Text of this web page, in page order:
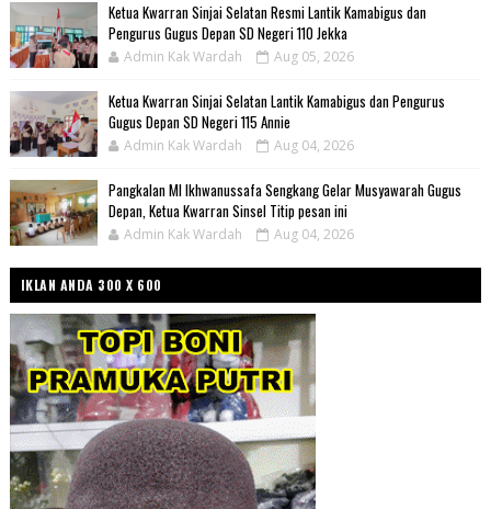
Ketua Kwarran Sinjai Selatan Resmi Lantik Kamabigus dan
Pengurus Gugus Depan SD Negeri 110 Jekka
Admin Kak Wardah Aug 05, 2026
Ketua Kwarran Sinjai Selatan Lantik Kamabigus dan Pengurus
Gugus Depan SD Negeri 115 Annie
Admin Kak Wardah Aug 04, 2026
Pangkalan MI Ikhwanussafa Sengkang Gelar Musyawarah Gugus
Depan, Ketua Kwarran Sinsel Titip pesan ini
Admin Kak Wardah Aug 04, 2026
IKLAN ANDA 300 X 600